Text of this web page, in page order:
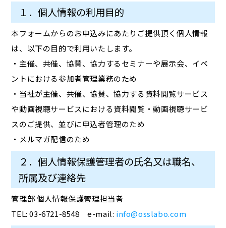
１．個人情報の利用目的
本フォームからのお申込みにあたりご提供頂く個人情報
は、以下の目的で利用いたします。
・主催、共催、協賛、協力するセミナーや展示会、イベ
ントにおける参加者管理業務のため
・当社が主催、共催、協賛、協力する資料閲覧サービス
や動画視聴サービスにおける資料閲覧・動画視聴サービ
スのご提供、並びに申込者管理のため
・メルマガ配信のため
２．個人情報保護管理者の氏名又は職名、
所属及び連絡先
管理部 個人情報保護管理担当者
TEL: 03-6721-8548 e-mail: info@osslabo.com